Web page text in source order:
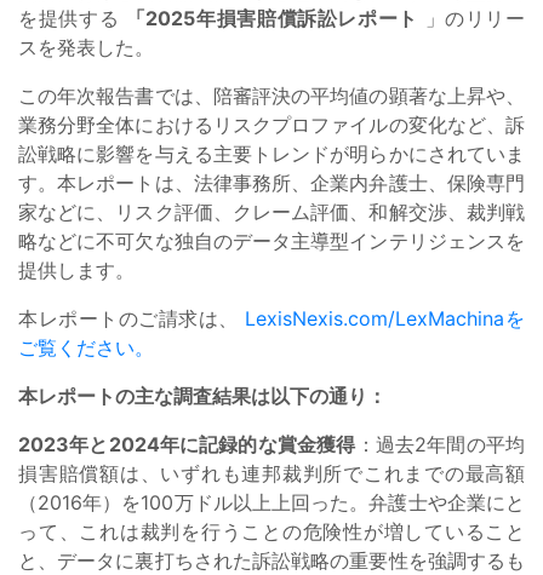
を提供する
「2025年損害賠償訴訟レポート
」のリリー
スを発表した。
この年次報告書では、陪審評決の平均値の顕著な上昇や、
業務分野全体におけるリスクプロファイルの変化など、訴
訟戦略に影響を与える主要トレンドが明らかにされていま
す。本レポートは、法律事務所、企業内弁護士、保険専門
家などに、リスク評価、クレーム評価、和解交渉、裁判戦
略などに不可欠な独自のデータ主導型インテリジェンスを
提供します。
本レポートのご請求は、 LexisNexis.com/LexMachinaを
ご覧 ください。
本レポートの主な調査結果は以下の通り：
2023年と2024年に記録的な賞金獲得：過去2年間の平均
損害賠償額は、いずれも連邦裁判所でこれまでの最高額
（2016年）を100万ドル以上上回った。弁護士や企業にと
って、これは裁判を行うことの危険性が増していること
と、データに裏打ちされた訴訟戦略の重要性を強調するも